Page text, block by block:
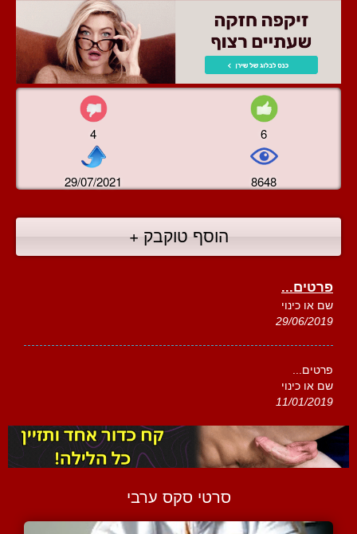
4 6
29/07/2021 8648
הוסף טוקבק +
פרטים...
שם או כינוי
29/06/2019
פרטים...
שם או כינוי
11/01/2019
סרטי סקס ערבי